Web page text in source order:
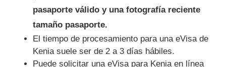
pasaporte válido y una fotografía reciente
tamaño pasaporte.
El tiempo de procesamiento para una eVisa de
Kenia suele ser de 2 a 3 días hábiles.
Puede solicitar una eVisa para Kenia en línea